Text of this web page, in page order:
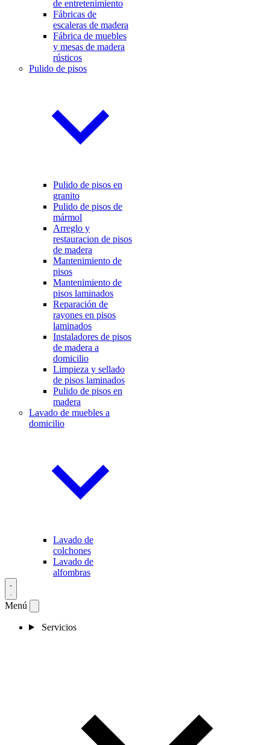
de entretenimiento
Fábricas de
escaleras de madera
Fábrica de muebles
y mesas de madera
rústicos
Pulido de pisos
Pulido de pisos en
granito
Pulido de pisos de
mármol
Arreglo y
restauracion de pisos
de madera
Mantenimiento de
pisos
Mantenimiento de
pisos laminados
Reparación de
rayones en pisos
laminados
Instaladores de pisos
de madera a
domicilio
Limpieza y sellado
de pisos laminados
Pulido de pisos en
madera
Lavado de muebles a
domicilio
Lavado de
colchones
Lavado de
alfombras
Menú
Servicios